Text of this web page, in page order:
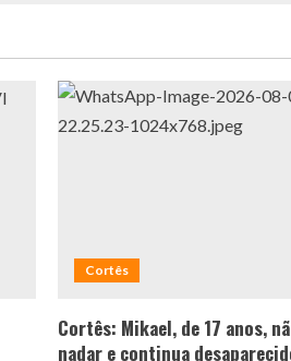
Cortês
Cortês: Mikael, de 17 anos,
nadar e continua